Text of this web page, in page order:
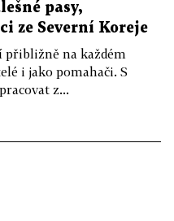
pasy,
ze Severní Koreje
přibližně na každém
i jako pomahači. S
z...